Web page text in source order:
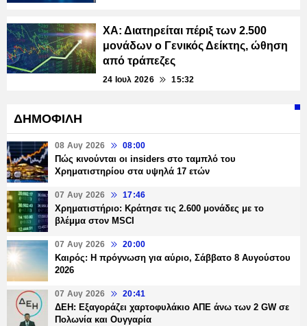
ΧΑ: Διατηρείται πέριξ των 2.500
μονάδων ο Γενικός Δείκτης, ώθηση
από τράπεζες
24 Ιουλ 2026 15:32
ΔΗΜΟΦΙΛΗ
08 Αυγ 2026 08:00
Πώς κινούνται οι insiders στο ταμπλό του
Χρηματιστηρίου στα υψηλά 17 ετών
07 Αυγ 2026 17:46
Χρηματιστήριο: Κράτησε τις 2.600 μονάδες με το
βλέμμα στον MSCI
07 Αυγ 2026 20:00
Καιρός: Η πρόγνωση για αύριο, Σάββατο 8 Αυγούστου
2026
07 Αυγ 2026 20:41
ΔΕΗ: Εξαγοράζει χαρτοφυλάκιο ΑΠΕ άνω των 2 GW σε
Πολωνία και Ουγγαρία